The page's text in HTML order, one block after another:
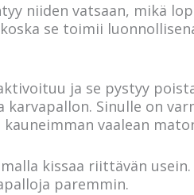
niiden vatsaan, mikä
se toimii
ja se pystyy
karvapallon. Sinulle on
vaalean
kissaa riittävän
paremmin.